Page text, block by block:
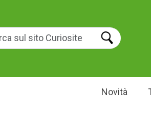
Novità